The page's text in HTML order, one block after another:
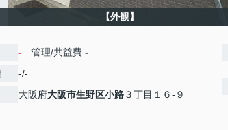
【外観】
- 管理/共益費 -
-/-
大阪府大阪市生野区小路３丁目１６-９